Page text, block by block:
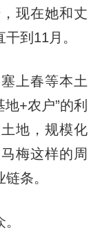
现在她和丈
到11月。
上春等本土
+农户”的利
地，规模化
梅这样的周
条。